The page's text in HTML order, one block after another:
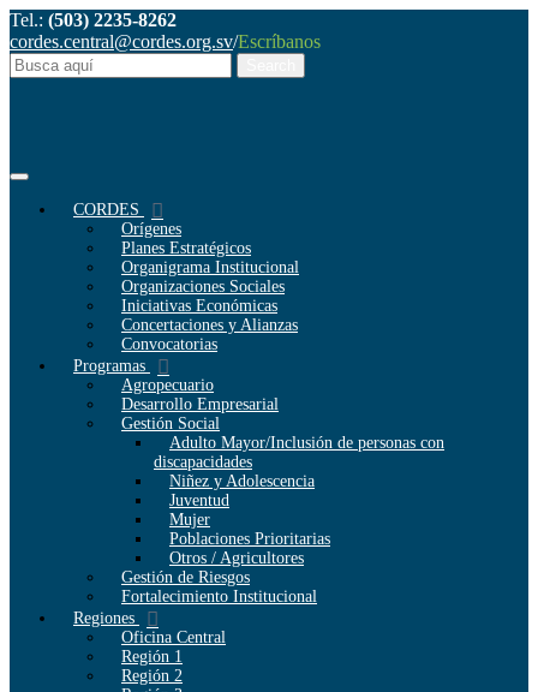
Tel.: (503) 2235-8262
cordes.central@cordes.org.sv/Escríbanos
CORDES
Orígenes
Planes Estratégicos
Organigrama Institucional
Organizaciones Sociales
Iniciativas Económicas
Concertaciones y Alianzas
Convocatorias
Programas
Agropecuario
Desarrollo Empresarial
Gestión Social
Adulto Mayor/Inclusión de personas con
discapacidades
Niñez y Adolescencia
Juventud
Mujer
Poblaciones Prioritarias
Otros / Agricultores
Gestión de Riesgos
Fortalecimiento Institucional
Regiones
Oficina Central
Región 1
Región 2